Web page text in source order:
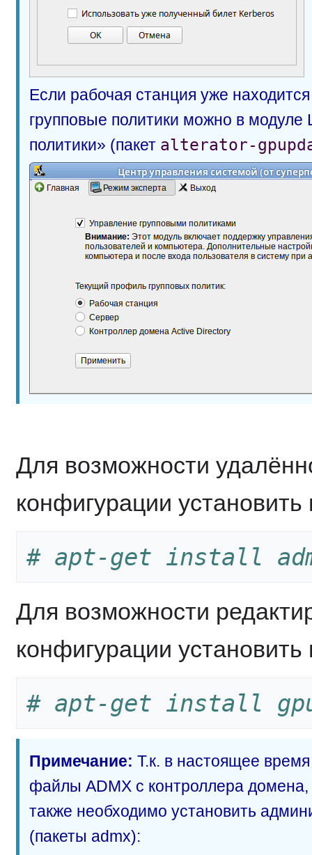
Если рабочая станция уже
групповые политики можно в
политики» (пакет alterator-
Для возможности
конфигурации установить
# apt-get install
Для возможности
конфигурации установить
# apt-get install
Примечание: Т.к. в настоящее
файлы ADMX с контроллера
также необходимо установить
(пакеты admx):